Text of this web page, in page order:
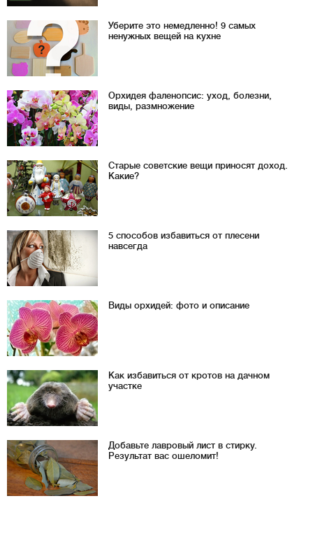
Уберите это немедленно! 9 самых
ненужных вещей на кухне
Орхидея фаленопсис: уход, болезни,
виды, размножение
Старые советские вещи приносят доход.
Какие?
5 способов избавиться от плесени
навсегда
Виды орхидей: фото и описание
Как избавиться от кротов на дачном
участке
Добавьте лавровый лист в стирку.
Результат вас ошеломит!